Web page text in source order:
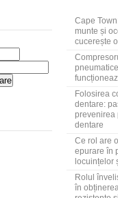
Cape
munte și
cucerește
Folosirea
dentare:
prevenirea
dentare
Ce rol are
epurare în
locuințelor
Rolul
în